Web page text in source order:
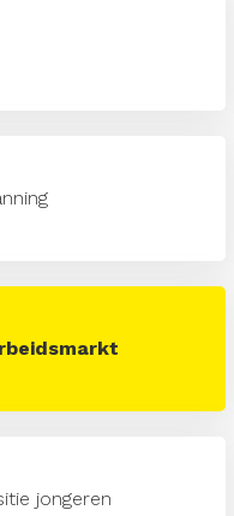
jongeren